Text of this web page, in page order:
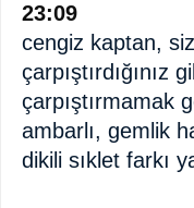
23:09
cengiz kaptan,
çarpıştırmamak
ambarlı, gemlik
dikili sıklet farkı